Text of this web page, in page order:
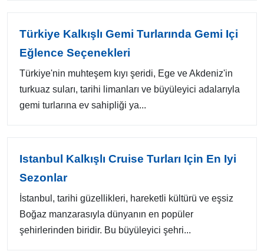
Türkiye Kalkışlı Gemi Turlarında Gemi Içi
Eğlence Seçenekleri
Türkiye'nin muhteşem kıyı şeridi, Ege ve Akdeniz'in
turkuaz suları, tarihi limanları ve büyüleyici adalarıyla
gemi turlarına ev sahipliği ya...
Istanbul Kalkışlı Cruise Turları Için En Iyi
Sezonlar
İstanbul, tarihi güzellikleri, hareketli kültürü ve eşsiz
Boğaz manzarasıyla dünyanın en popüler
şehirlerinden biridir. Bu büyüleyici şehri...